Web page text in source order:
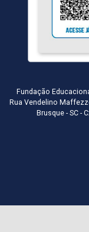
Fundação
Rua Vendelino
Brusque - SC -